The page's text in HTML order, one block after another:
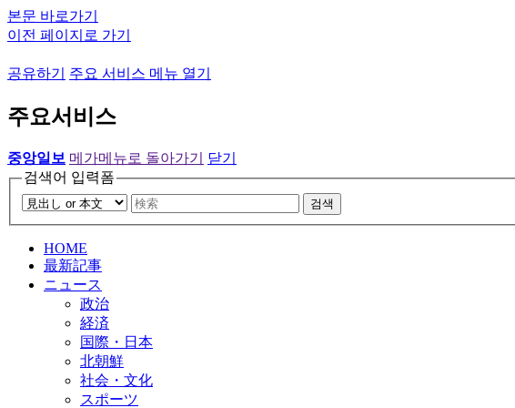
본문 바로가기
이전 페이지로 가기
공유하기 주요 서비스 메뉴 열기
주요서비스
중앙일보 메가메뉴로 돌아가기
닫기
검색어 입력폼
검색
HOME
最新記事
ニュース
政治
経済
国際・日本
北朝鮮
社会・文化
スポーツ